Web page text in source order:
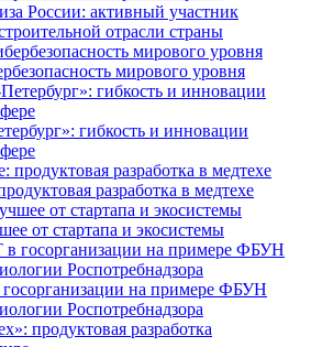
России: активный участник
отрасли страны
мирового уровня
гибкость и инновации
разработка в медтехе
от стартапа и экосистемы
на примере ФБУН
Роспотребнадзора